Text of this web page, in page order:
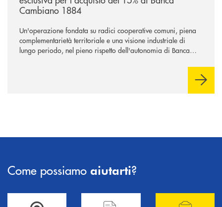
Cambiano 1884
Un'operazione fondata su radici cooperative comuni, piena
complementarietà territoriale e una visione industriale di
lungo periodo, nel pieno rispetto dell'autonomia di Banca
negoziazione esclusiva per la finalizzazione dell’operazione.
Come possiamo aiutarti?
Accedi all' elenco completo delle filiali .Hai bisogno di informazioni? Contattaci !
Hai bisogno di